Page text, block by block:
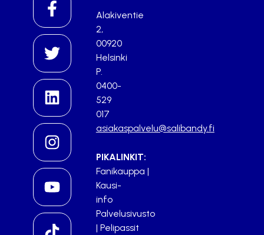
Alakiventie
2,
00920
Helsinki
P.
0400-
529
017
asiakaspalvelu@salibandy.fi
PIKALINKIT:
Fanikauppa |
Kausi-
info
Palvelusivusto
| Pelipassit